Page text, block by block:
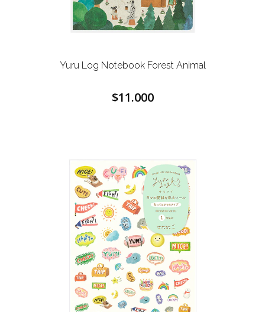
Yuru Log Notebook Forest Animal
$11.000